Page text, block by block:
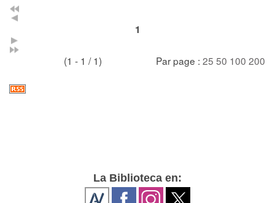
1
(1 - 1 / 1) Par page : 25 50 100 200
La Biblioteca en: